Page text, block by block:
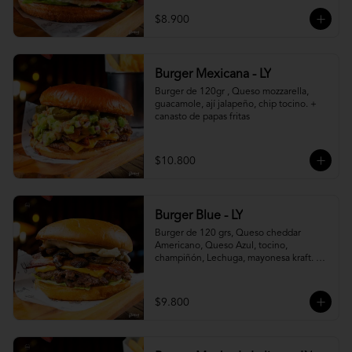
$8.900
Burger Mexicana - LY
Burger de 120gr , Queso mozzarella,
guacamole, ají jalapeño, chip tocino. +
canasto de papas fritas
$10.800
Burger Blue - LY
Burger de 120 grs, Queso cheddar
Americano, Queso Azul, tocino,
champiñón, Lechuga, mayonesa kraft. +
$9.800